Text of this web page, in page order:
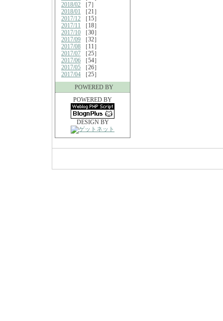
2018/02 ［7］
2018/01 ［21］
2017/12 ［15］
2017/11 ［18］
2017/10 ［30］
2017/09 ［32］
2017/08 ［11］
2017/07 ［25］
2017/06 ［54］
2017/05 ［26］
2017/04 ［25］
POWERED BY
POWERED BY
DESIGN BY